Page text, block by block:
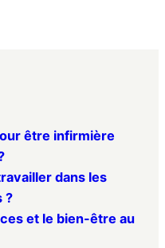
être infirmière
dans les
?
et le bien-être au